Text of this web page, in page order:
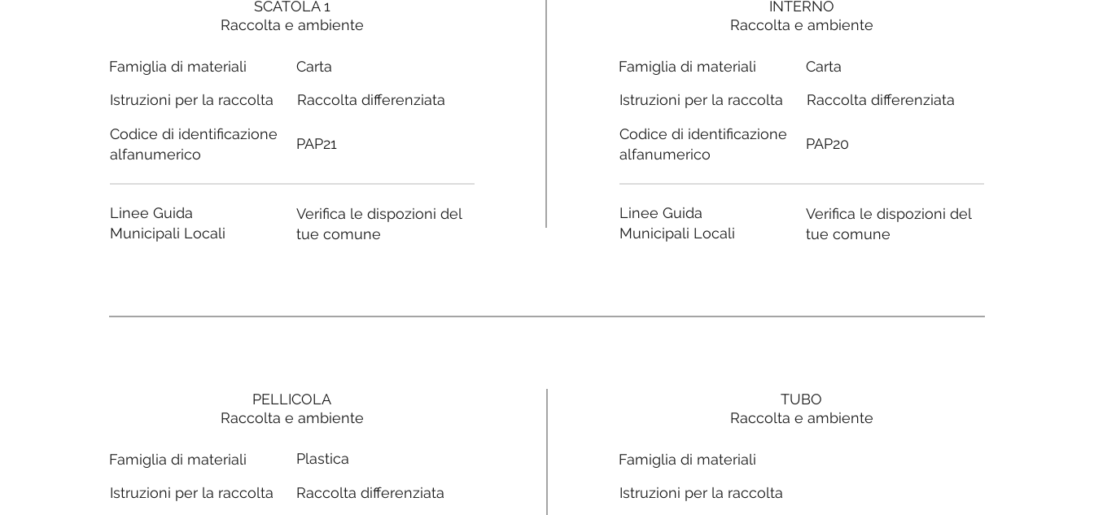
SCATOLA 1
Raccolta e ambiente
Famiglia di materiali
Istruzioni per la raccolta
Codice di identificazione
alfanumerico
Linee Guida
Municipali Locali
Carta
Raccolta differenziata
PAP21
Verifica le dispozioni del
tue comune
PELLICOLA
Raccolta e ambiente
Famiglia di materiali
Istruzioni per la raccolta
Plastica
Raccolta differenziata
INTERNO
Raccolta e ambiente
Famiglia di materiali
Istruzioni per la raccolta
Codice di identificazione
alfanumerico
Linee Guida
Municipali Locali
Carta
Raccolta differenziata
PAP20
Verifica le dispozioni del
tue comune
TUBO
Raccolta e ambiente
Famiglia di materiali
Istruzioni per la raccolta